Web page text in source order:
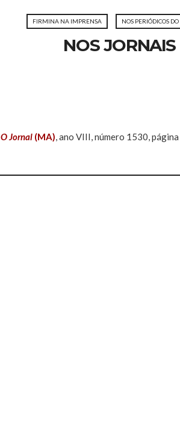
FIRMINA NA IMPRENSA NOS PERIÓDICOS DO
NOS
O Jornal (MA), ano VIII, número 1530,